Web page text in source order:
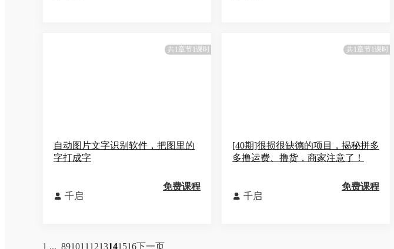
共1章节1课时
自动图片文字识别软件，把图里的
字打成字
 千启
免费课程
共1章节1课时
[40期]很损很缺德的项目，揭秘拼多
多撸运费、撸货，商家注意了！
 千启
免费课程
1 ... 891011 1213141516下一页